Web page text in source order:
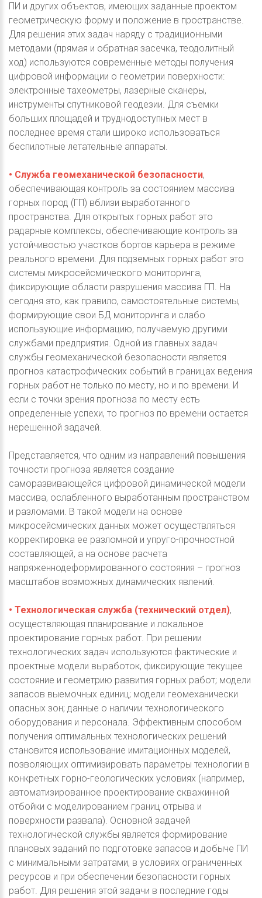
ПИ и других объектов, имеющих заданные проектом
геометрическую форму и положение в пространстве.
Для решения этих задач наряду с традиционными
методами (прямая и обратная засечка, теодолитный
ход) используются современные методы получения
цифровой информации о геометрии поверхности:
электронные тахеометры, лазерные сканеры,
инструменты спутниковой геодезии. Для съемки
больших площадей и труднодоступных мест в
последнее время стали широко использоваться
беспилотные летательные аппараты.
• Служба геомеханической безопасности,
обеспечивающая контроль за состоянием массива
горных пород (ГП) вблизи выработанного
пространства. Для открытых горных работ это
радарные комплексы, обеспечивающие контроль за
устойчивостью участков бортов карьера в режиме
реального времени. Для подземных горных работ это
системы микросейсмического мониторинга,
фиксирующие области разрушения массива ГП. На
сегодня это, как правило, самостоятельные системы,
формирующие свои БД мониторинга и слабо
использующие информацию, получаемую другими
службами предприятия. Одной из главных задач
службы геомеханической безопасности является
прогноз катастрофических событий в границах ведения
горных работ не только по месту, но и по времени. И
если с точки зрения прогноза по месту есть
определенные успехи, то прогноз по времени остается
нерешенной задачей.
Представляется, что одним из направлений повышения
точности прогноза является создание
саморазвивающейся цифровой динамической модели
массива, ослабленного выработанным пространством
и разломами. В такой модели на основе
микросейсмических данных может осуществляться
корректировка ее разломной и упруго-прочностной
составляющей, а на основе расчета
напряженнодеформированного состояния – прогноз
масштабов возможных динамических явлений.
• Технологическая служба (технический отдел),
осуществляющая планирование и локальное
проектирование горных работ. При решении
технологических задач используются фактические и
проектные модели выработок, фиксирующие текущее
состояние и геометрию развития горных работ; модели
запасов выемочных единиц; модели геомеханически
опасных зон; данные о наличии технологического
оборудования и персонала. Эффективным способом
получения оптимальных технологических решений
становится использование имитационных моделей,
позволяющих оптимизировать параметры технологии в
конкретных горно-геологических условиях (например,
автоматизированное проектирование скважинной
отбойки с моделированием границ отрыва и
поверхности развала). Основной задачей
технологической службы является формирование
плановых заданий по подготовке запасов и добыче ПИ
с минимальными затратами, в условиях ограниченных
ресурсов и при обеспечении безопасности горных
работ. Для решения этой задачи в последние годы